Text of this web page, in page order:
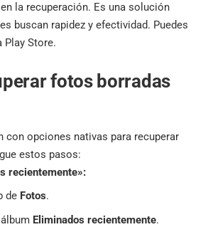
la recuperación. Es una solución
buscan rapidez y efectividad. Puedes
Play Store.
fotos borradas
con opciones nativas para recuperar
estos pasos:
recientemente»:
de Fotos.
Eliminados recientemente.